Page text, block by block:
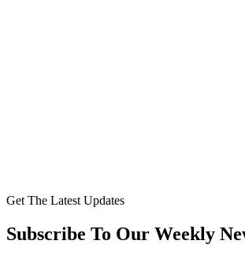
Get The Latest Updates
Subscribe To Our Weekly